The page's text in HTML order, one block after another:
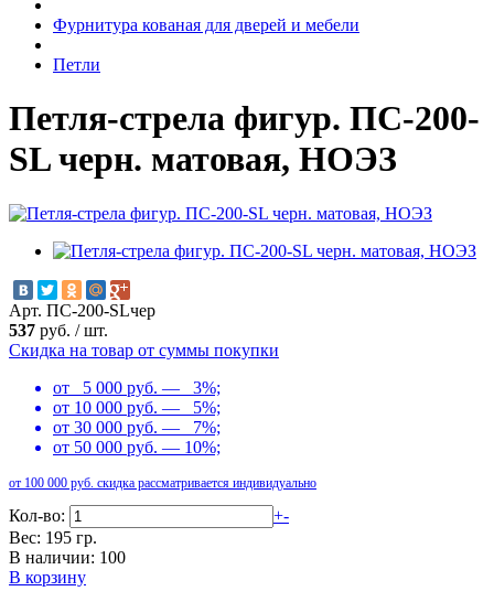
Фурнитура кованая для дверей и мебели
Петли
Петля-стрела фигур. ПС-200-
SL черн. матовая, НОЭЗ
Арт. ПС-200-SLчер
537 руб. /шт.
Скидка на товар от суммы покупки
от 5 000 руб. — 3%;
от 10 000 руб. — 5%;
от 30 000 руб. — 7%;
от 50 000 руб. — 10%;
от 100 000 руб. скидка рассматривается индивидуально
Кол-во: +-
Вес: 195 гр.
В наличии: 100
В корзину